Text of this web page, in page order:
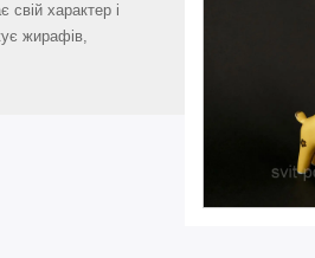
характер і
жирафів,